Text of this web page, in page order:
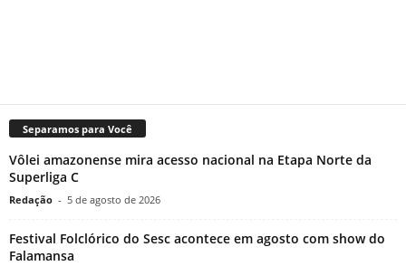
Separamos para Você
Vôlei amazonense mira acesso nacional na Etapa Norte da
Superliga C
Redação - 5 de agosto de 2026
Festival Folclórico do Sesc acontece em agosto com show do
Falamansa